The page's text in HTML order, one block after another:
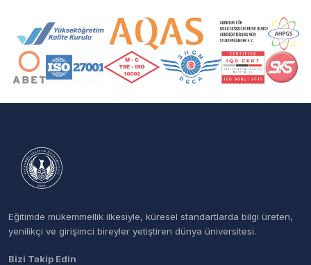
Akreditasyon ve Üyelik Logoları
Eğitimde mükemmellik ilkesiyle, küresel standartlarda bilgi üreten,
yenilikçi ve girişimci bireyler yetiştiren dünya üniversitesi.
Bizi Takip Edin